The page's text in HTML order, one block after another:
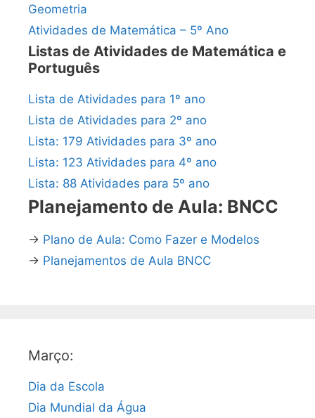
Geometria
Atividades de Matemática – 5º Ano
Listas de Atividades de Matemática e
Português
Lista de Atividades para 1º ano
Lista de Atividades para 2º ano
Lista: 179 Atividades para 3º ano
Lista: 123 Atividades para 4º ano
Lista: 88 Atividades para 5º ano
Planejamento de Aula: BNCC
→ Plano de Aula: Como Fazer e Modelos
→ Planejamentos de Aula BNCC
Março:
Dia da Escola
Dia Mundial da Água